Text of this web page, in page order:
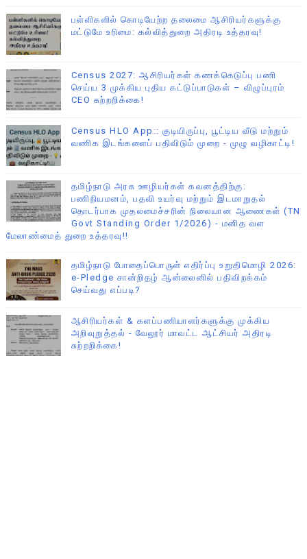
பள்ளிகளில் கொடியேற்ற தலைமை ஆசிரியர்களுக்கு
மட்டுமே உரிமை: கல்வித்துறை அதிரடி உத்தரவு!
Census 2027: ஆசிரியர்கள் கணக்கெடுப்பு பணி
செய்ய 3 முக்கிய புதிய கட்டுப்பாடுகள் – விழுப்புரம்
CEO சுற்றறிக்கை!
Census HLO App:: குடியிருப்பு, பூட்டிய வீடு மற்றும்
வணிக இடங்களைப் பதிவிடும் முறை - முழு வழிகாட்டி!
தமிழ்நாடு அரசு ஊழியர்கள் கவனத்திற்கு:
பணிநியமனம், பதவி உயர்வு மற்றும் இடமாறுதல்
தொடர்பாக முதலமைச்சரின் நிலையான ஆணைகள் (TN
Govt Standing Order 1/2026) - மனித வள
மேலாண்மைத் துறை உத்தரவு!!
தமிழ்நாடு போதைப்பொருள் எதிர்ப்பு உறுதிமொழி 2026:
e-Pledge சான்றிதழ் ஆன்லைனில் பதிவிறக்கம்
செய்வது எப்படி?
ஆசிரியர்கள் & களப்பணியாளர்களுக்கு முக்கிய
அறிவுறுத்தல் - வேலூர் மாவட்ட ஆட்சியர் அதிரடி
சுற்றறிக்கை!